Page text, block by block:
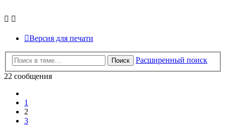
Версия для печати
Поиск
Расширенный поиск
22 сообщения
1
2
3